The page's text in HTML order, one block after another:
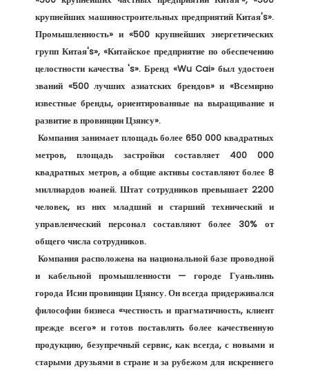
крупнейших машиностроительных предприятий Китая's».
Промышленность» и «500 крупнейших энергетических
групп Китая's», «Китайское предприятие по обеспечению
целостности качества 's». Бренд «Wu Cai» был удостоен
званий «500 лучших азиатских брендов» и «Всемирно
известные бренды, ориентированные на выращивание и
развитие в провинции Цзянсу».
Компания занимает площадь более 650 000 квадратных
метров, площадь застройки составляет 400 000
квадратных метров, а общие активы составляют более 8
миллиардов юаней. Штат сотрудников превышает 2200
человек, из них младший и старший технический и
управленческий персонал составляют более 30% от
общего числа сотрудников.
Компания расположена на национальной базе проводной
и кабельной промышленности — городе Гуаньлинь
города Исин провинции Цзянсу. Он всегда придерживался
философии бизнеса «честность и прагматичность, клиент
прежде всего» и готов поставлять более качественную
продукцию, безупречный сервис, как всегда, с новыми и
старыми друзьями в стране и за рубежом для искреннего